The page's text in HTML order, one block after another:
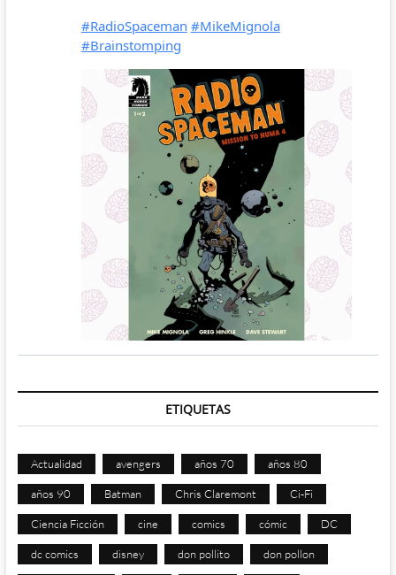
ETIQUETAS
Actualidad avengers años 70 años 80
años 90 Batman Chris Claremont Ci-Fi
Ciencia Ficción cine comics cómic DC
dc comics disney don pollito don pollon